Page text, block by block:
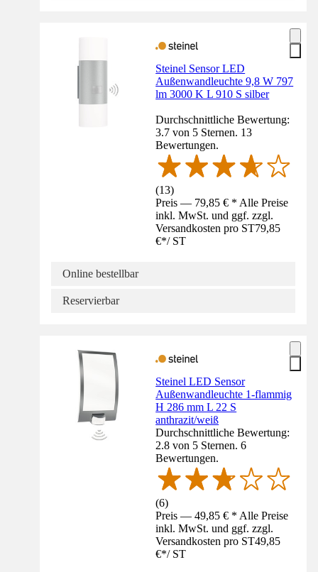
Steinel Sensor LED
Außenwandleuchte 9,8 W 797
lm 3000 K L 910 S silber
Durchschnittliche Bewertung:
3.7 von 5 Sternen. 13
Bewertungen.
(13)
Preis — 79,85 € * Alle Preise
inkl. MwSt. und ggf. zzgl.
Versandkosten pro ST79,85
€*/ ST
Online bestellbar
Reservierbar
Steinel LED Sensor
Außenwandleuchte 1-flammig
H 286 mm L 22 S
anthrazit/weiß
Durchschnittliche Bewertung:
2.8 von 5 Sternen. 6
Bewertungen.
(6)
Preis — 49,85 € * Alle Preise
inkl. MwSt. und ggf. zzgl.
Versandkosten pro ST49,85
€*/ ST